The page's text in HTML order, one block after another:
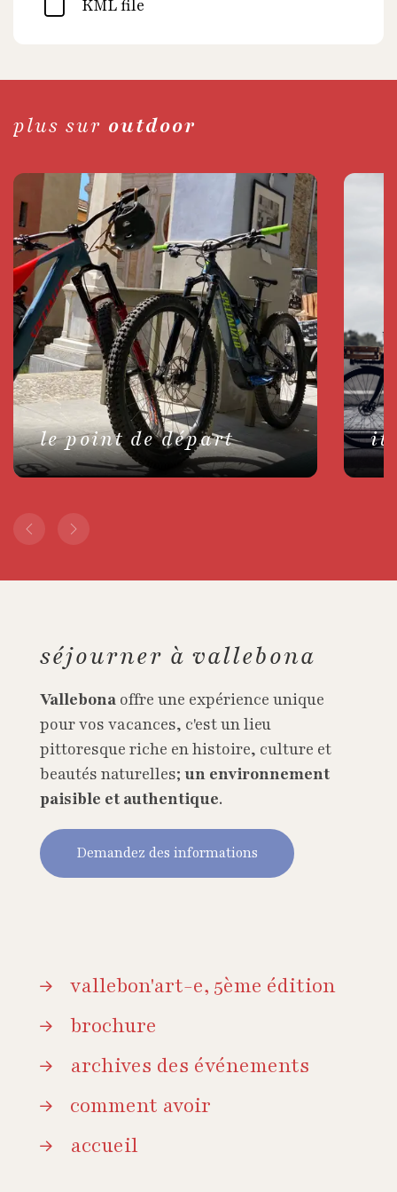
KML file
plus sur outdoor
le point de départ
séjourner à vallebona
Vallebona offre une expérience unique
pour vos vacances, c'est un lieu
pittoresque riche en histoire, culture et
beautés naturelles; un environnement
paisible et authentique.
Demandez des informations
vallebon'art-e, 5ème édition
brochure
archives des événements
comment avoir
accueil